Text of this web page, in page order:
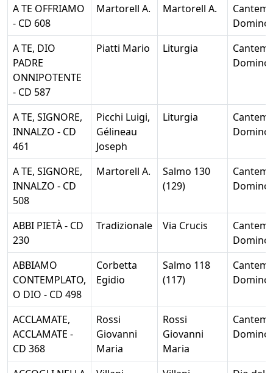
A TE OFFRIAMO
- CD 608
Martorell A. Martorell A.
Domino
A TE, DIO
PADRE
ONNIPOTENTE
- CD 587
Piatti Mario Liturgia
Domino
A TE, SIGNORE,
INNALZO - CD
461
Picchi Luigi,
Gélineau
Joseph
Liturgia
Domino
A TE, SIGNORE,
INNALZO - CD
508
Martorell A.
Salmo 130
(129)
Domino
ABBI PIETÀ - CD
230
Tradizionale Via Crucis
Domino
ABBIAMO
CONTEMPLATO,
O DIO - CD 498
Corbetta
Egidio
Salmo 118
(117)
Domino
ACCLAMATE,
ACCLAMATE -
CD 368
Rossi
Giovanni
Maria
Rossi
Giovanni
Maria
Domino